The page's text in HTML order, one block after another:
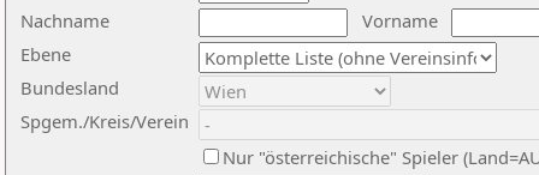
Nachname
Vorname
Ebene
Bundesland
Spgem./Kreis/Verein
Nur "österreichische" Spieler